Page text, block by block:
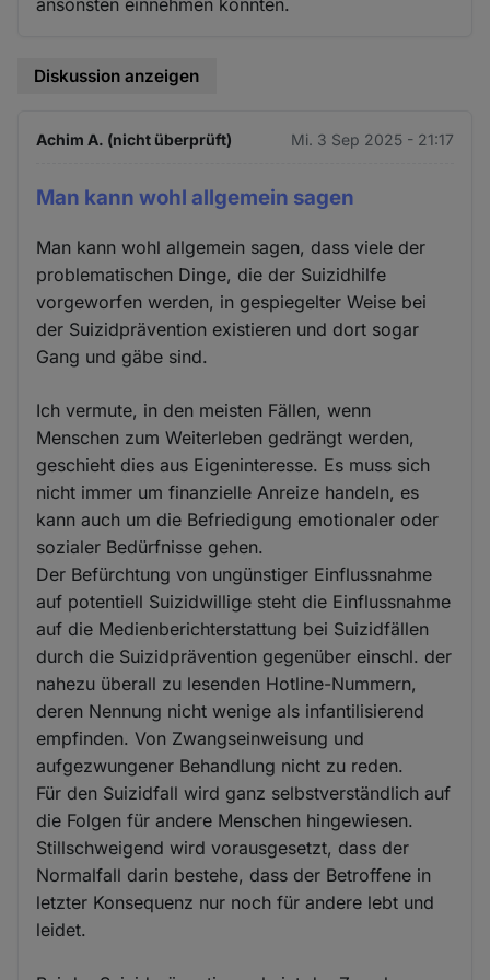
Diskussion anzeigen
Achim A. (nicht überprüft) Mi. 3 Sep 2025 - 21:17
Man kann wohl allgemein sagen
Man kann wohl allgemein sagen, dass viele der
problematischen Dinge, die der Suizidhilfe
vorgeworfen werden, in gespiegelter Weise bei
der Suizidprävention existieren und dort sogar
Gang und gäbe sind.
Ich vermute, in den meisten Fällen, wenn
Menschen zum Weiterleben gedrängt werden,
geschieht dies aus Eigeninteresse. Es muss sich
nicht immer um finanzielle Anreize handeln, es
kann auch um die Befriedigung emotionaler oder
sozialer Bedürfnisse gehen.
Der Befürchtung von ungünstiger Einflussnahme
auf potentiell Suizidwillige steht die Einflussnahme
auf die Medienberichterstattung bei Suizidfällen
durch die Suizidprävention gegenüber einschl. der
nahezu überall zu lesenden Hotline-Nummern,
deren Nennung nicht wenige als infantilisierend
empfinden. Von Zwangseinweisung und
aufgezwungener Behandlung nicht zu reden.
Für den Suizidfall wird ganz selbstverständlich auf
die Folgen für andere Menschen hingewiesen.
Stillschweigend wird vorausgesetzt, dass der
Normalfall darin bestehe, dass der Betroffene in
letzter Konsequenz nur noch für andere lebt und
leidet.